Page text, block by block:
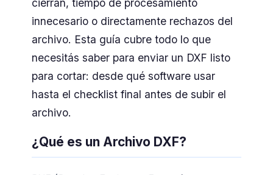
cierran, tiempo de procesamiento
innecesario o directamente rechazos del
archivo. Esta guía cubre todo lo que
necesitás saber para enviar un DXF listo
para cortar: desde qué software usar
hasta el checklist final antes de subir el
archivo.
¿Qué es un Archivo DXF?